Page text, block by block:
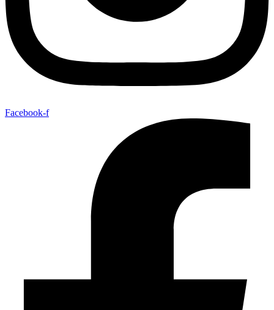
Facebook-f